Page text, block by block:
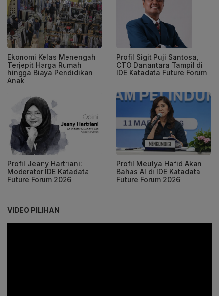
Ekonomi Kelas Menengah
Terjepit Harga Rumah
hingga Biaya Pendidikan
Anak
Profil Sigit Puji Santosa,
CTO Danantara Tampil di
IDE Katadata Future Forum
Profil Jeany Hartriani:
Moderator IDE Katadata
Future Forum 2026
Profil Meutya Hafid Akan
Bahas AI di IDE Katadata
Future Forum 2026
VIDEO PILIHAN